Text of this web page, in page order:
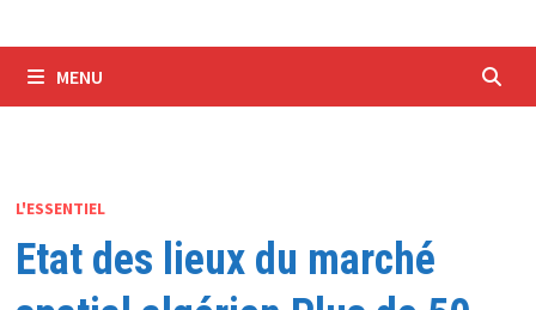
MENU
L'ESSENTIEL
Etat des lieux du marché